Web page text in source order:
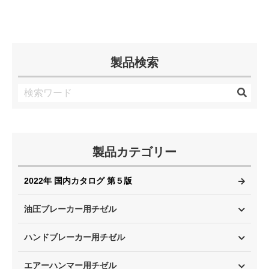
製品検索
製品カテゴリー
2022年 国内カタログ 第５版
油圧ブレーカー用チゼル
ハンドブレーカー用チゼル
エアーハンマー用チゼル